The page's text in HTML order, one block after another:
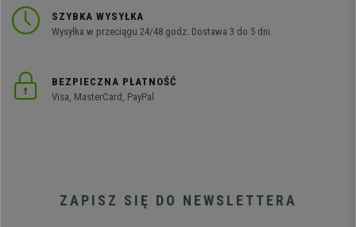
SZYBKA WYSYŁKA
Wysyłka w przeciągu 24/48 godz. Dostawa 3 do 5 dni.
BEZPIECZNA PŁATNOŚĆ
Visa, MasterCard, PayPal
ZAPISZ SIĘ DO NEWSLETTERA